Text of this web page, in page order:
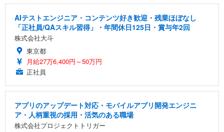
AIテストエンジニア・コンテンツ好き歓迎・残業ほぼなし
「正社員/QAスキル習得」・年間休日125日・賞与年2回
株式会社大斗
東京都
月給27万6,400円～50万円
正社員
アプリのアップデート対応・モバイルアプリ開発エンジニ
ア・人柄重視の採用・活気のある職場
株式会社プロジェクトトリガー